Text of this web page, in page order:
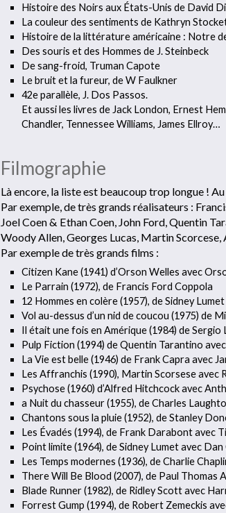
Histoire des Noirs aux États-Unis de David
La couleur des sentiments de Kathryn
Histoire de la littérature américaine : Notre
Des souris et des Hommes de J. Steinbeck
De sang-froid, Truman Capote
Le bruit et la fureur, de W Faulkner
42e parallèle, J. Dos Passos.
Et aussi les livres de Jack London, Ernest
Chandler, Tennessee Williams, James Ellroy…
Filmographie
Là encore, la liste est beaucoup trop longue !
Par exemple, de très grands réalisateurs :
Joel Coen & Ethan Coen, John Ford, Quentin
Woody Allen, Georges Lucas, Martin
Par exemple de très grands films :
Citizen Kane (1941) d’Orson Welles avec
Le Parrain (1972), de Francis Ford Coppola
12 Hommes en colère (1957), de Sidney
Vol au-dessus d’un nid de coucou (1975) de
Il était une fois en Amérique (1984) de
Pulp Fiction (1994) de Quentin Tarantino
La Vie est belle (1946) de Frank Capra avec
Les Affranchis (1990), Martin Scorsese avec
Psychose (1960) d’Alfred Hitchcock avec
a Nuit du chasseur (1955), de Charles
Chantons sous la pluie (1952), de Stanley
Les Évadés (1994), de Frank Darabont avec
Point limite (1964), de Sidney Lumet avec
Les Temps modernes (1936), de Charlie
There Will Be Blood (2007), de Paul
Blade Runner (1982), de Ridley Scott avec
Forrest Gump (1994), de Robert Zemeckis